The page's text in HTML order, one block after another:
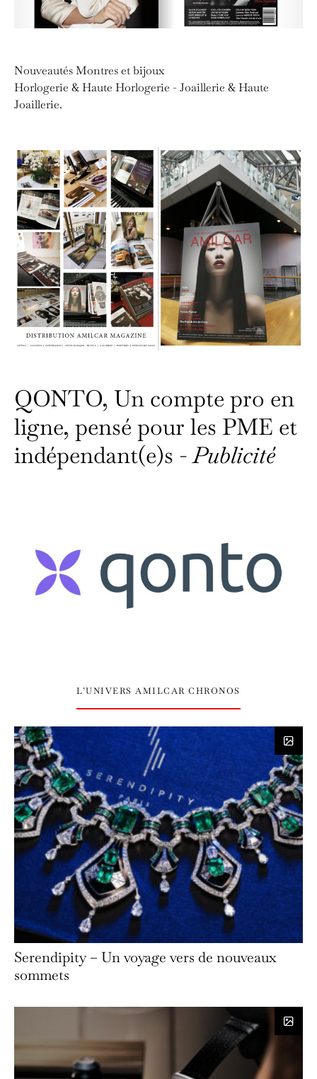
Nouveautés Montres et bijoux
Horlogerie & Haute Horlogerie - Joaillerie & Haute
Joaillerie.
QONTO, Un compte pro en
ligne, pensé pour les PME et
indépendant(e)s -Publicité
L’UNIVERS AMILCAR CHRONOS
Serendipity – Un voyage vers de nouveaux
sommets